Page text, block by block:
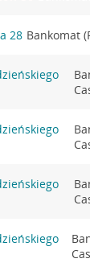
28 Bankomat